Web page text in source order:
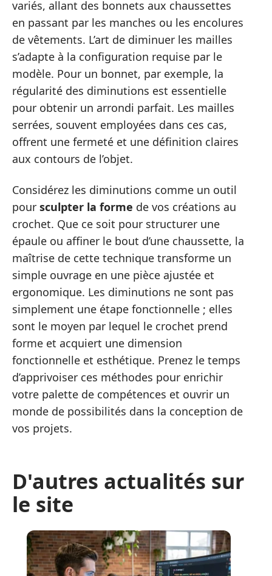
variés, allant des bonnets aux chaussettes
en passant par les manches ou les encolures
de vêtements. L’art de diminuer les mailles
s’adapte à la configuration requise par le
modèle. Pour un bonnet, par exemple, la
régularité des diminutions est essentielle
pour obtenir un arrondi parfait. Les mailles
serrées, souvent employées dans ces cas,
offrent une fermeté et une définition claires
aux contours de l’objet.
Considérez les diminutions comme un outil
pour sculpter la forme de vos créations au
crochet. Que ce soit pour structurer une
épaule ou affiner le bout d’une chaussette, la
maîtrise de cette technique transforme un
simple ouvrage en une pièce ajustée et
ergonomique. Les diminutions ne sont pas
simplement une étape fonctionnelle ; elles
sont le moyen par lequel le crochet prend
forme et acquiert une dimension
fonctionnelle et esthétique. Prenez le temps
d’apprivoiser ces méthodes pour enrichir
votre palette de compétences et ouvrir un
monde de possibilités dans la conception de
vos projets.
D'autres actualités sur
le site